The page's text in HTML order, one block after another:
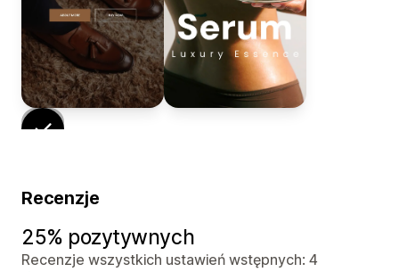
Recenzje
25% pozytywnych
Recenzje wszystkich ustawień wstępnych: 4